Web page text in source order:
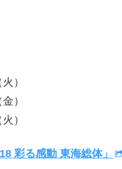
）
）
）
彩る感動 東海総体」